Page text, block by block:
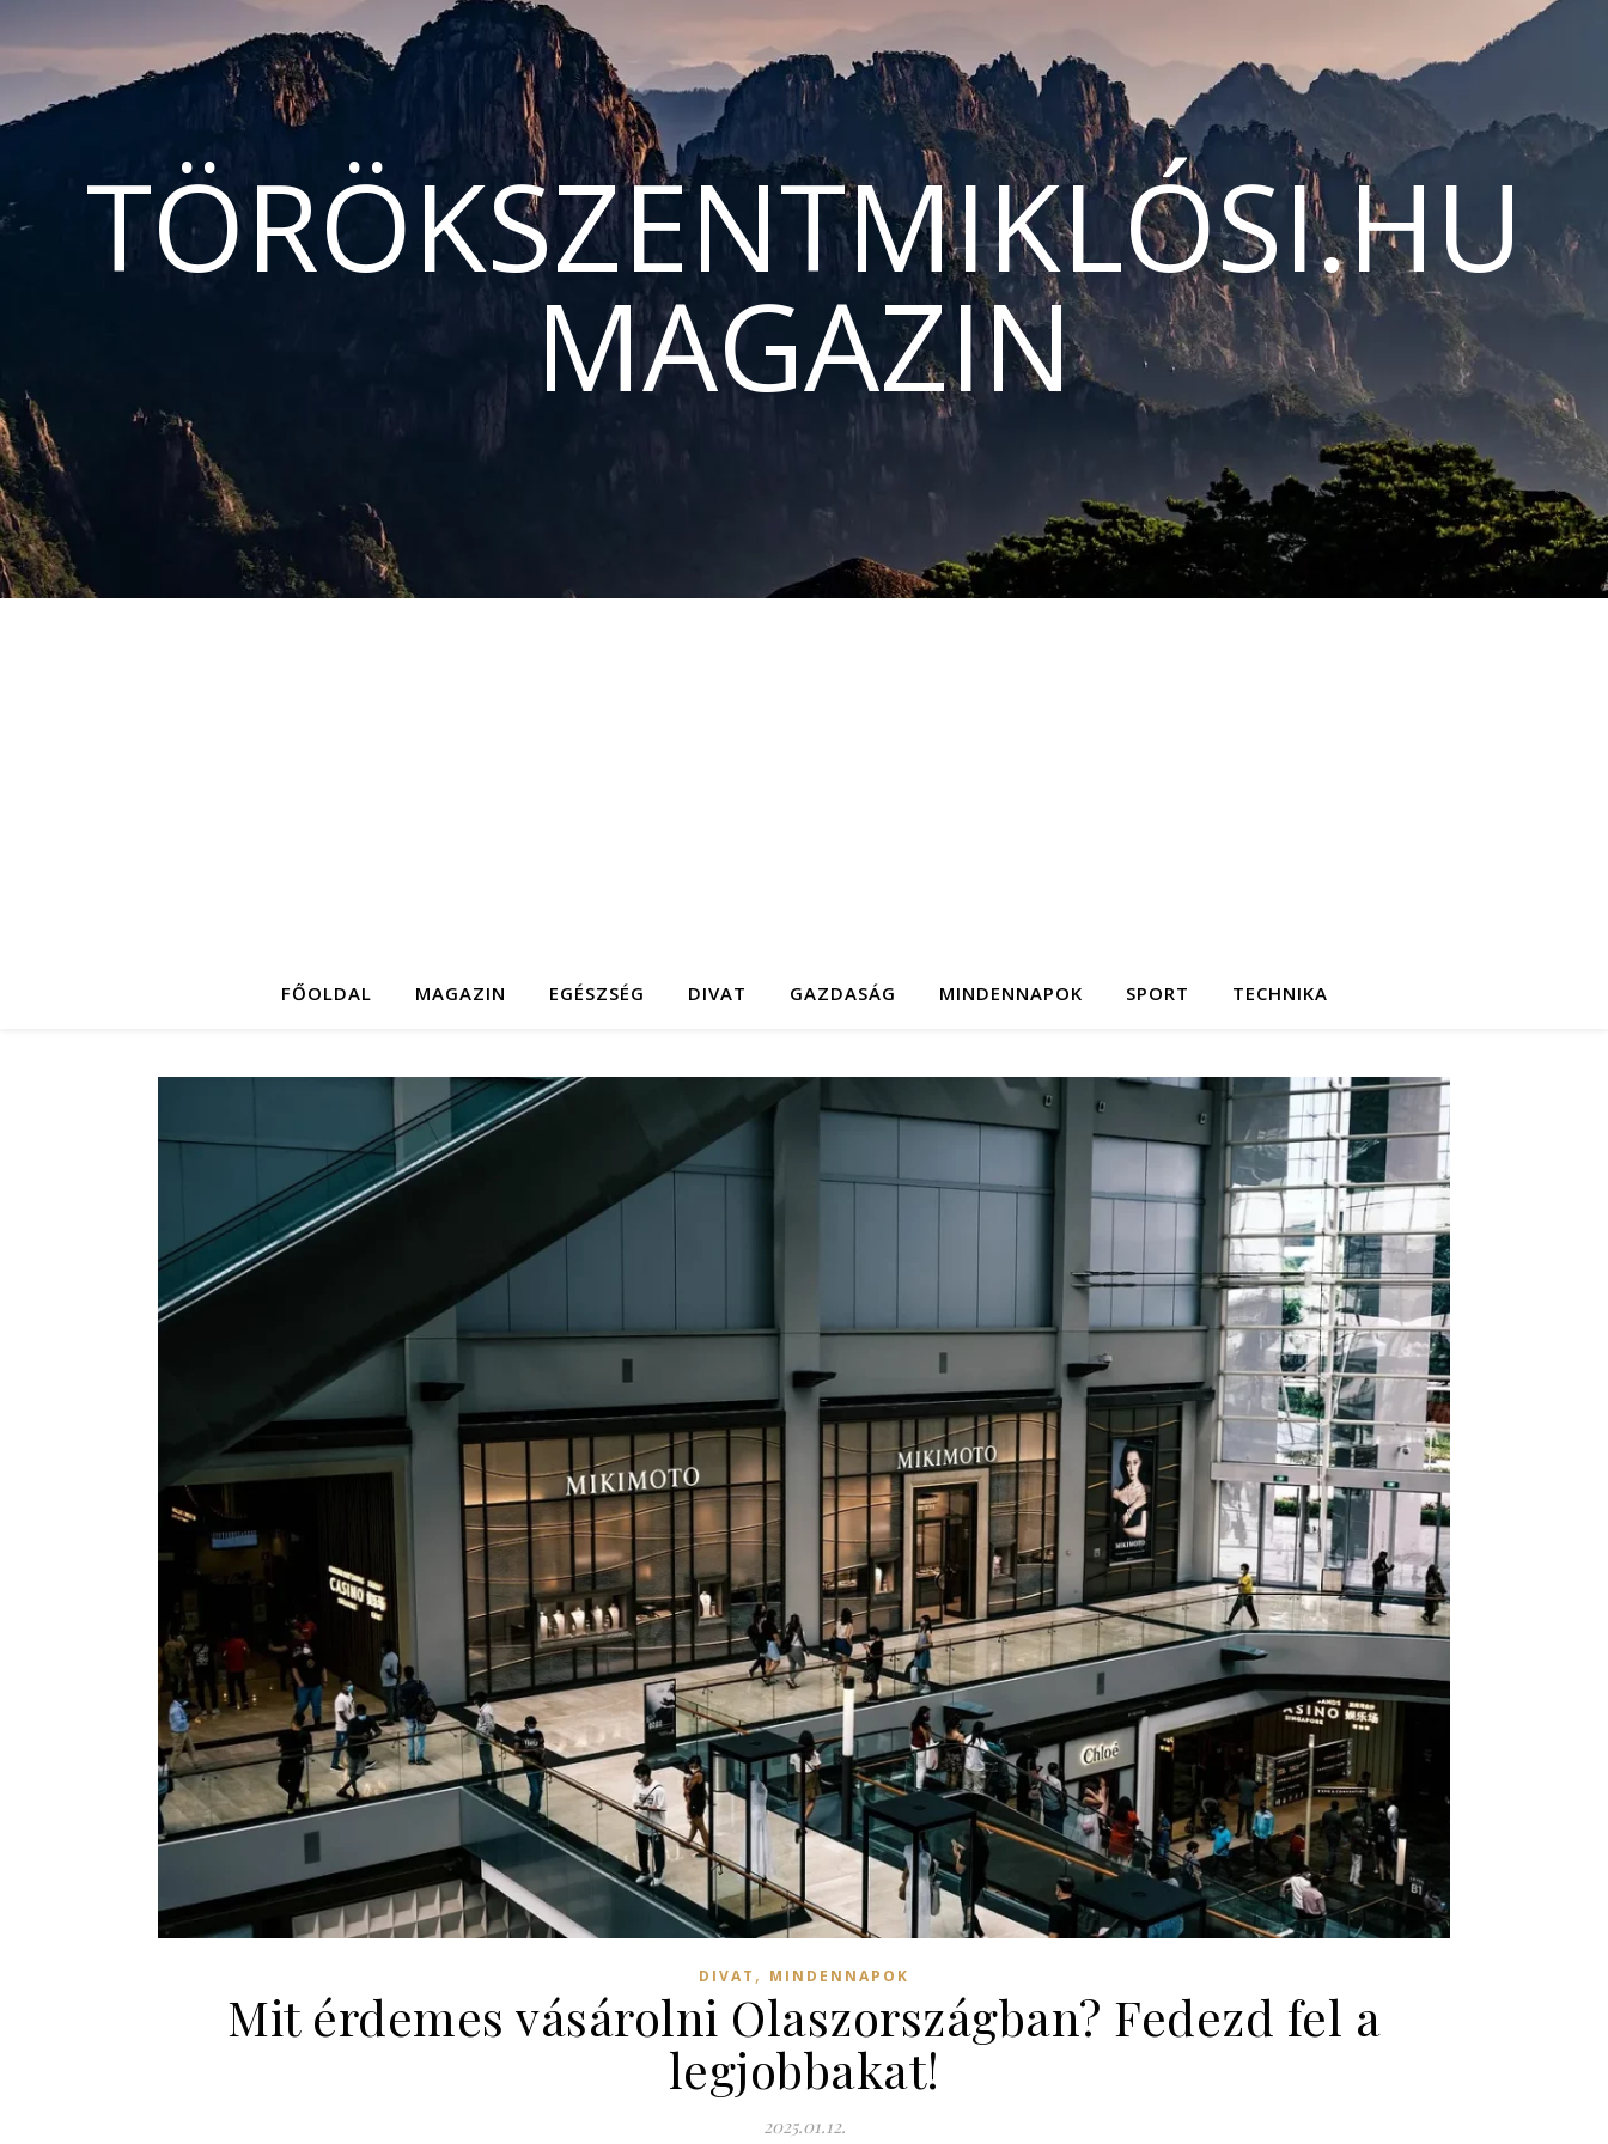
TÖRÖKSZENTMIKLÓSI.HU
MAGAZIN
FŐOLDAL MAGAZIN EGÉSZSÉG DIVAT GAZDASÁG MINDENNAPOK SPORT TECHNIKA
DIVAT , MINDENNAPOK
Mit érdemes vásárolni Olaszországban? Fedezd fel a
legjobbakat!
2025.01.12.